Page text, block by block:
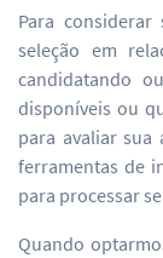
Para
seleção em
candidatando
disponíveis ou
para avaliar sua
ferramentas de
para processar
Quando